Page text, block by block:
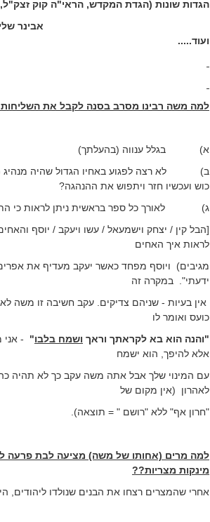
הגדות שונות (הגדת המקדש, הראי"ה קוק
אבינר
ועוד.....
למה משה רבינו מסרב בסנה לקבל את
א)
בגלל ענווה (בהעלתך)
ב)
לא רצה לפגוע באחיו הגדול שהיה
כוש ועכשיו חזר ויתפוש את ההנהגה?
ג)
לאורך כל ספר בראשית ניתן לראות כי
[הבל קין / יצחק וישמעאל / עשו ויעקב / יוסף
לראות איך האחים
מגיבים)
ויוסף מפחד כאשר יעקב מעדיף את
ידעתי".
במקרה זה
אין בעיות - שניהם צדיקים. עקב חשיבה זו משה
כועס ואומר לו
"והנה הוא בא לקראתך וראך ושמח בלבו"
- אני
אלא להיפך, הוא ישמח
עם המינוי שלך אבל אתה משה עקב כך לא תהיה
לאהרון
(אין מקום של
"חרון אף" ללא "רושם " = תוצאה).
למה מרים (אחותו של משה) מציעה לבת פרעה
מינקות מצריות??
אחרי שהמצרים רצחו את הבנים שנולדו ליהודים,